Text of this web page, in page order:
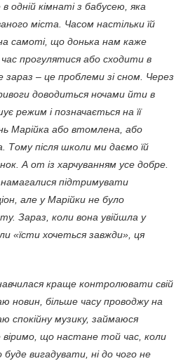
одній кімнаті з бабусею, яка
міста. Часом настільки їй
самоті, що донька нам каже
прогулятися або сходити в
зараз – це проблеми зі сном. Через
доводиться ночами йти в
режим і позначається на її
Марійка або втомлена, або
Тому після школи ми даємо їй
А от із харчуванням усе добре.
підтримувати
але у Марійки не було
Зараз, коли вона увійшла у
«їсти хочеться завжди», ця
краще контролювати свій
новин, більше часу проводжу на
спокійну музику, займаюся
що настане той час, коли
буде вигадувати, ні до чого не